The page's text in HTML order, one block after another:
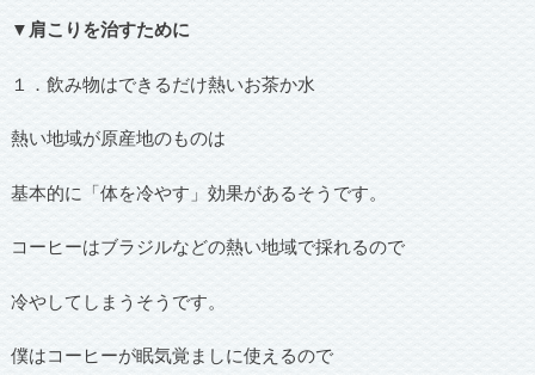
▼肩こりを治すために
１．飲み物はできるだけ熱いお茶か水
熱い地域が原産地のものは
基本的に「体を冷やす」効果があるそうです。
コーヒーはブラジルなどの熱い地域で採れるので
冷やしてしまうそうです。
僕はコーヒーが眠気覚ましに使えるので